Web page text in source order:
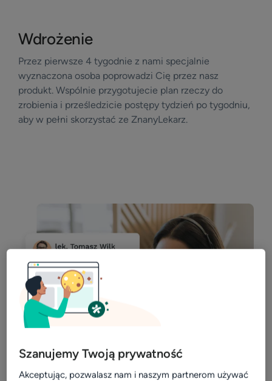
Wdrożenie
Przez pierwsze 4 tygodnie z nami specjalnie
wyznaczona osoba poprowadzi Cię przez nasz
produkt. Wspólnie przygotujecie plan rzeczy do
zrobienia i prześledzicie postępy tydzień po tygodniu,
aby w pełni skorzystać ze ZnanyLekarz.
Szanujemy Twoją prywatność
Akceptując, pozwalasz nam i naszym partnerom używać